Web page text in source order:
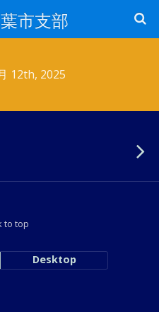
市支部
12th, 2025
to top
Desktop